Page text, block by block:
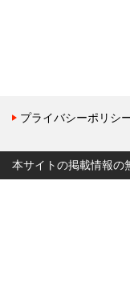
プライバシーポリシ
本サイトの掲載情報